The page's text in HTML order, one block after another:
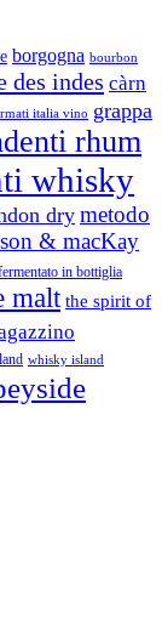
borgogna bourbon
des indes càrn
italia vino grappa
rhum
whisky
drymetodo
& macKay
in bottiglia
malt the spirit of
whisky island